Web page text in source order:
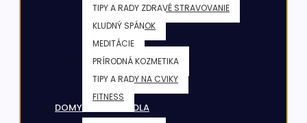
TIPY A RADY ZDRAVÉ STRAVOVANIE
KLUDNÝ SPÁNOK
MEDITÁCIE
PRÍRODNÁ KOZMETIKA
TIPY A RADY NA CVIKY
FITNESS
DOMY & VILY & SÍDLA